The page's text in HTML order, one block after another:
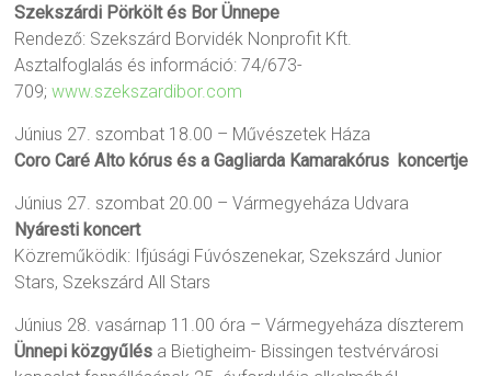
Szekszárdi Pörkölt és Bor Ünnepe
Rendező: Szekszárd Borvidék Nonprofit Kft.
Asztalfoglalás és információ: 74/673-
709;www.szekszardibor.com
Június 27. szombat 18.00 – Művészetek Háza
Coro Caré Alto kórus és a Gagliarda Kamarakórus koncertje
Június 27. szombat 20.00 – Vármegyeháza Udvara
Nyáresti koncert
Közreműködik: Ifjúsági Fúvószenekar, Szekszárd Junior
Stars, Szekszárd All Stars
Június 28. vasárnap 11.00 óra – Vármegyeháza díszterem
Ünnepi közgyűlés a Bietigheim- Bissingen testvérvárosi